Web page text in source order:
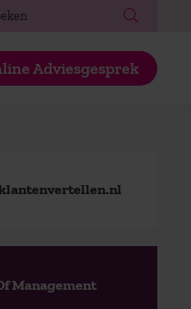
Adviesgesprek
Management